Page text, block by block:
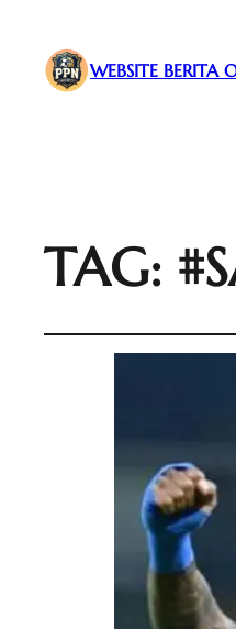
WEBSITE BERITA
TAG: